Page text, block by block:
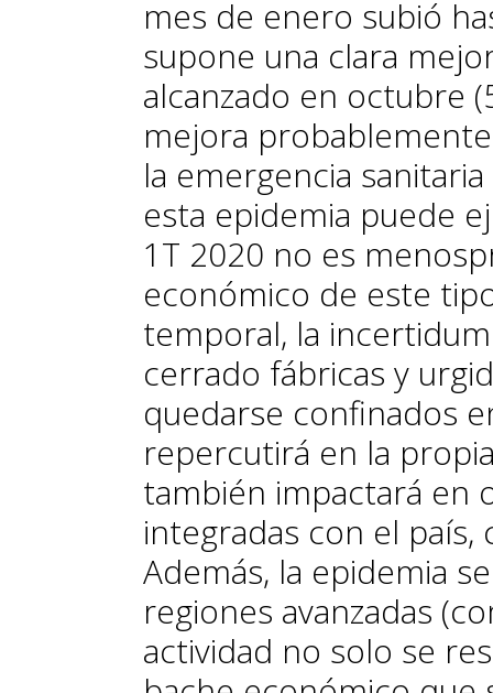
mes de enero subió
supone una clara
alcanzado en octubre
mejora
la emergencia
esta epidemia puede
1T 2020 no es
económico de este
temporal, la
cerrado fábricas y
quedarse confinados
repercutirá en la
también impactará en
integradas con el país,
Además, la epidemia
regiones avanzadas
actividad no solo se